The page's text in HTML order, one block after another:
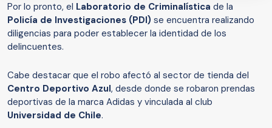
Por lo pronto, el Laboratorio de Criminalística de la
Policía de Investigaciones (PDI) se encuentra realizando
diligencias para poder establecer la identidad de los
delincuentes.
Cabe destacar que el robo afectó al sector de tienda del
Centro Deportivo Azul, desde donde se robaron prendas
deportivas de la marca Adidas y vinculada al club
Universidad de Chile.